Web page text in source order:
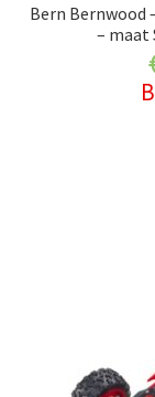
Bern Bernwood
– maat